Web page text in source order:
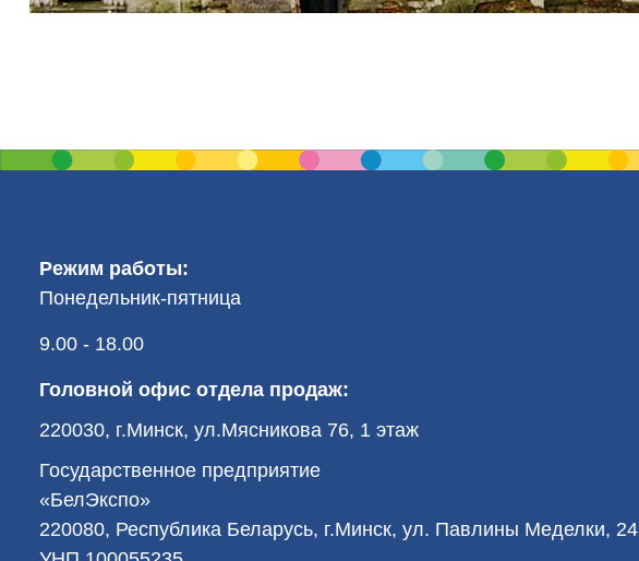
Режим работы:
Понедельник-пятница
9.00 - 18.00
Головной офис отдела продаж:
220030, г.Минск, ул.Мясникова 76, 1 этаж
Государственное предприятие
«БелЭкспо»
220080, Республика Беларусь, г.Минск, ул. Павлины Меделки, 24